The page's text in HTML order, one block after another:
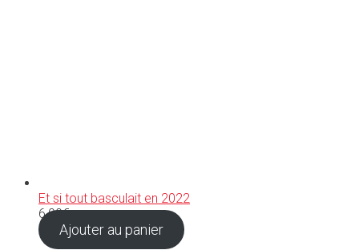
Et si tout basculait en 2022
6,90€
Ajouter au panier